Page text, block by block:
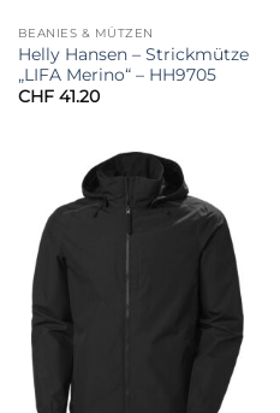
BEANIES & MÜTZEN
Helly Hansen – Strickmütze
„LIFA Merino“ – HH9705
CHF41.20